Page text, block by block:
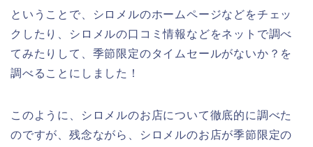
ということで、シロメルのホームページなどをチェッ
クしたり、シロメルの口コミ情報などをネットで調べ
てみたりして、季節限定のタイムセールがないか？を
調べることにしました！
このように、シロメルのお店について徹底的に調べた
のですが、残念ながら、シロメルのお店が季節限定の